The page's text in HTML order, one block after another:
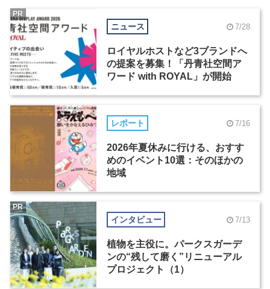
ニュース 7/28
ロイヤルホストなど3ブランドへ
の提案を募集！「丹青社空間ア
ワード with ROYAL」が開始
PR
レポート 7/16
2026年夏休みに行ける、おすす
めのイベント10選：そのほかの
地域
インタビュー 7/13
植物を主役に。パークスガーデ
ンの“残して磨く”リニューアル
プロジェクト（1）
PR